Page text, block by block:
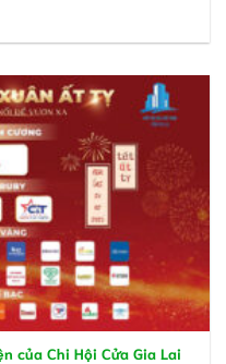
của Chi Hội Cửa Gia Lai